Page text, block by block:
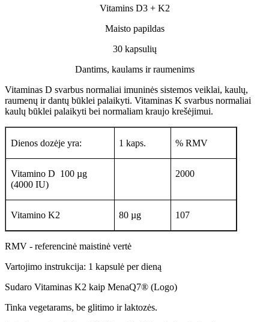
Vitamins D3 + K2
Maisto papildas
30 kapsulių
Dantims, kaulams ir raumenims
Vitaminas D svarbus norma­liai imuninės sistemos veiklai, kau­lų,
raumenų ir dantų būklei palai­kyti. Vitaminas K svarbus norma­liai
kaulų būklei palaikyti bei nor­maliam kraujo krešėjimui.
Dienos dozėje yra: 1 kaps. % RMV
Vitamino D 100 µg
(4000 IU)
2000
Vitamino K2 80 µg 107
RMV - referencinė maistinė vertė
Vartojimo instrukcija: 1 kapsulė per dieną
Sudaro Vitaminas K2 kaip MenaQ7® (Logo)
Tinka vegetarams, be glitimo ir laktozės.